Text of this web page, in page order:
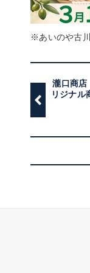
※あいのや古
瀧口商
リジナ